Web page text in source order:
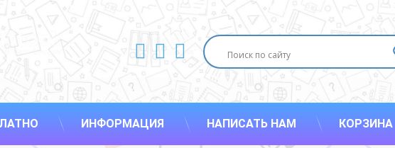
ВКонтакте
YouTube
E-mail
ИНФОРМАЦИЯ НАПИСАТЬ НАМ КОРЗИНА